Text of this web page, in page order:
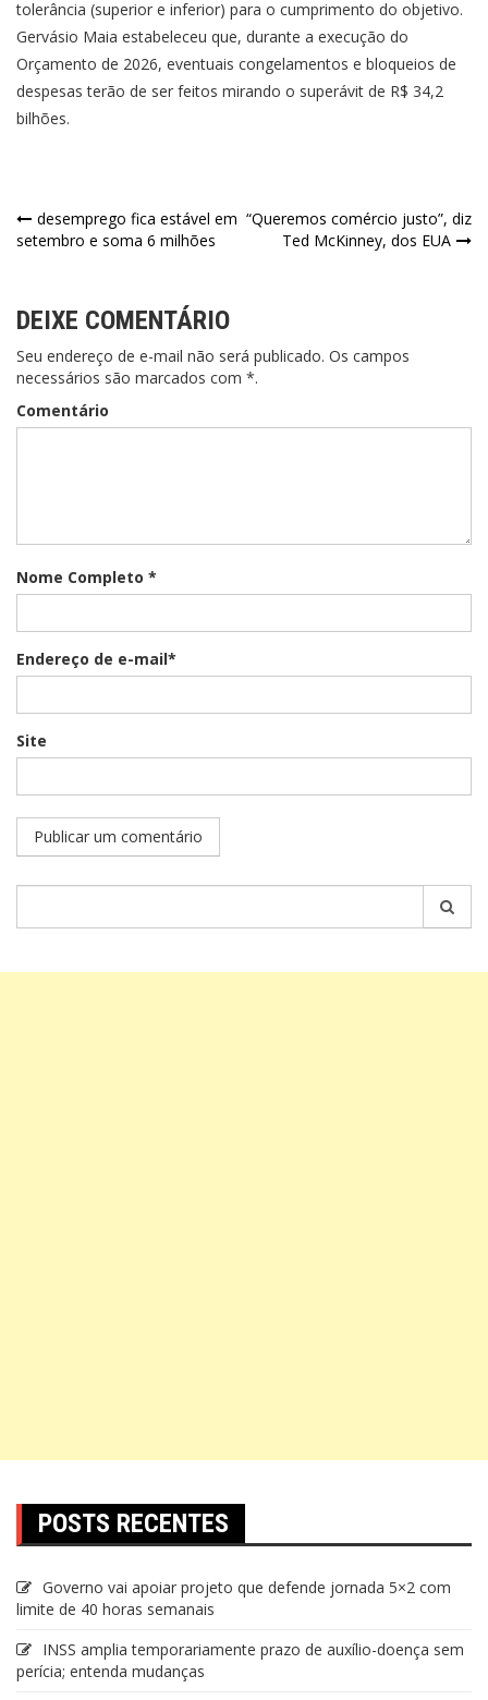
tolerância (superior e inferior) para o cumprimento do objetivo.
Gervásio Maia estabeleceu que, durante a execução do
Orçamento de 2026, eventuais congelamentos e bloqueios de
despesas terão de ser feitos mirando o superávit de R$ 34,2
bilhões.
Navegação
desemprego fica estável em
setembro e soma 6 milhões
“Queremos comércio justo”, diz
Ted McKinney, dos EUA
DEIXE COMENTÁRIO
Seu endereço de e-mail não será publicado. Os campos
necessários são marcados com *.
Comentário
Nome Completo *
Endereço de e-mail*
Site
POSTS RECENTES
Governo vai apoiar projeto que defende jornada 5×2 com
limite de 40 horas semanais
INSS amplia temporariamente prazo de auxílio-doença sem
perícia; entenda mudanças